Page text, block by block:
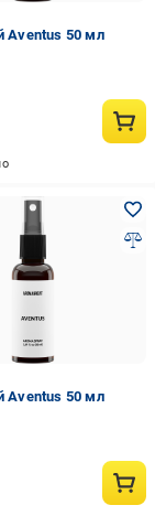
Aventus 50 мл
Aventus 50 мл